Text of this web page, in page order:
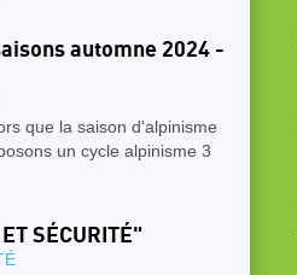
automne 2024 -
que la saison d'alpinisme
un cycle alpinisme 3
SÉCURITÉ"